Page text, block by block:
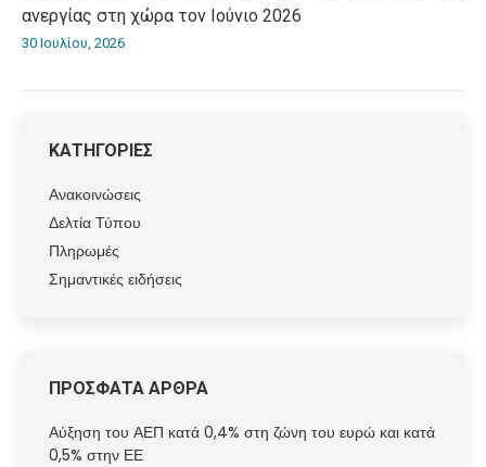
ανεργίας στη χώρα τον Ιούνιο 2026
30 Ιουλίου, 2026
ΚΑΤΗΓΟΡΙΕΣ
Ανακοινώσεις
Δελτία Τύπου
Πληρωμές
Σημαντικές ειδήσεις
ΠΡΟΣΦΑΤΑ ΑΡΘΡΑ
Αύξηση του ΑΕΠ κατά 0,4% στη ζώνη του ευρώ και κατά
0,5% στην ΕΕ